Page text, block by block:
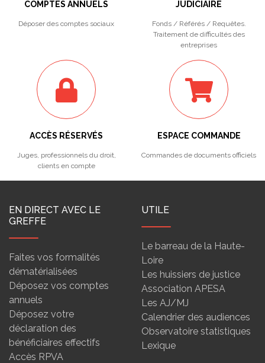
COMPTES ANNUELS
Déposer des comptes sociaux
JUDICIAIRE
Fonds / Référés / Requêtes.
Traitement de difficultés des
entreprises
ACCÈS RÉSERVÉS
Juges, professionnels du droit,
clients en compte
ESPACE COMMANDE
Commandes de documents officiels
EN DIRECT AVEC LE
GREFFE
Faites vos formalités
dématérialisées
Déposez vos comptes
annuels
Déposez votre
déclaration des
bénéficiaires effectifs
Accès RPVA
UTILE
Le barreau de la Haute-
Loire
Les huissiers de justice
Association APESA
Les AJ/MJ
Calendrier des audiences
Observatoire statistiques
Lexique